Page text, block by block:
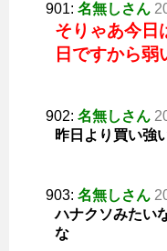
901: 名無しさん
そりゃあ今日
日ですから弱
902: 名無しさん
昨日より買い強
903: 名無しさん
ハナクソみたい
な